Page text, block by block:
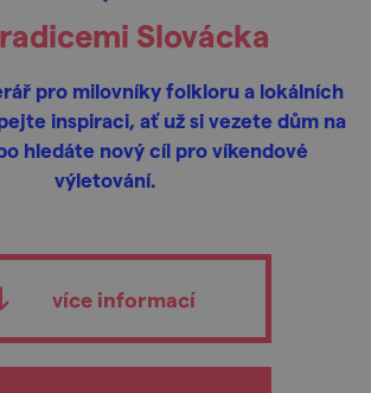
Slovácka
pro milovníky folkloru a lokálních
inspiraci, ať už si vezete dům na
hledáte nový cíl pro víkendové
výletování.
více informací